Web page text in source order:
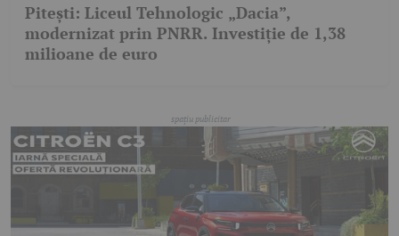
Pitești: Liceul Tehnologic „Dacia”,
modernizat prin PNRR. Investiție de 1,38
milioane de euro